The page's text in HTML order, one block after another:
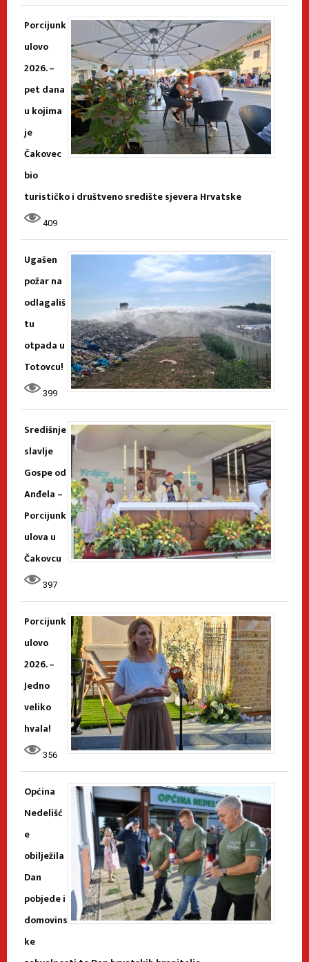
Porcijunk
ulovo
2026. –
pet dana
u kojima
je
Čakovec
bio
turističko i društveno središte sjevera Hrvatske
409
Ugašen
požar na
odlagališ
tu
otpada u
Totovcu!
399
Središnje
slavlje
Gospe od
Anđela –
Porcijunk
ulova u
Čakovcu
397
Porcijunk
ulovo
2026. –
Jedno
veliko
hvala!
356
Općina
Nedelišć
e
obilježila
Dan
pobjede i
domovins
ke